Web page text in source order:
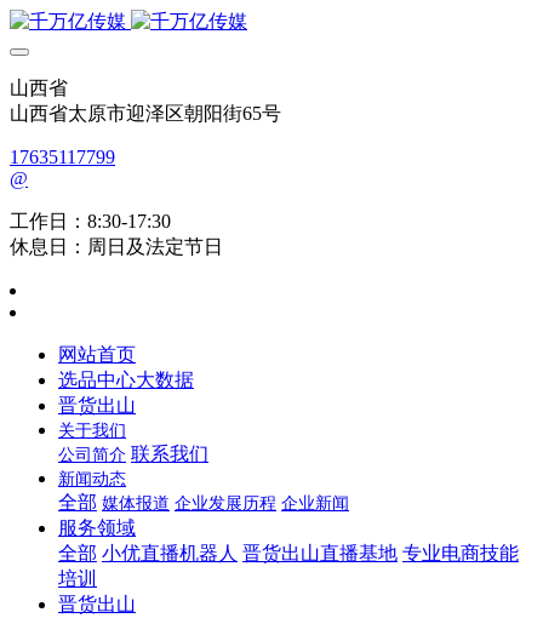
山西省
山西省太原市迎泽区朝阳街65号
17635117799
@
工作日：8:30-17:30
休息日：周日及法定节日
网站首页
选品中心大数据
晋货出山
关于我们
公司简介 联系我们
新闻动态
全部 媒体报道 企业发展历程 企业新闻
服务领域
全部 小优直播机器人 晋货出山直播基地 专业电商技能
培训
晋货出山